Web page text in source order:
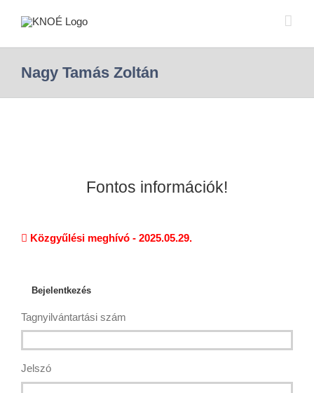
Nagy Tamás Zoltán
Fontos információk!
Közgyűlési meghívó - 2025.05.29.
Bejelentkezés
Tagnyilvántartási szám
Jelszó